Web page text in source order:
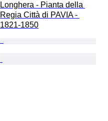
Longhera - Pianta della
Regia Città di PAVIA -
1821-1850